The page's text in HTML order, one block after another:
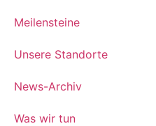
Meilensteine
Unsere Standorte
News-Archiv
Was wir tun